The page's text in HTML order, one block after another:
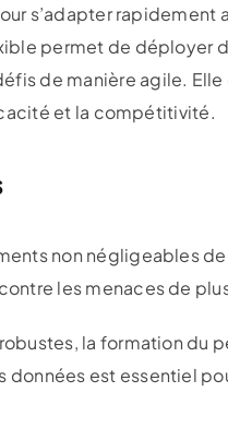
s’adapter rapidement
permet de déployer
de manière agile.
et la compétitivité.
non négligeables
les menaces de
la formation du
est essentiel